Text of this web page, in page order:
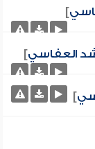
]
العفاسي]
]